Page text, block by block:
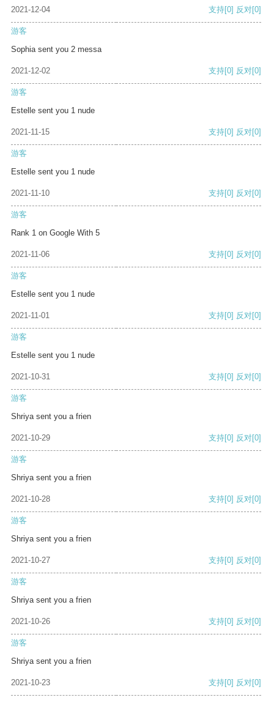
2021-12-04 支持[0] 反对[0]
游客
Sophia sent you 2 messa
2021-12-02 支持[0] 反对[0]
游客
Estelle sent you 1 nude
2021-11-15 支持[0] 反对[0]
游客
Estelle sent you 1 nude
2021-11-10 支持[0] 反对[0]
游客
Rank 1 on Google With 5
2021-11-06 支持[0] 反对[0]
游客
Estelle sent you 1 nude
2021-11-01 支持[0] 反对[0]
游客
Estelle sent you 1 nude
2021-10-31 支持[0] 反对[0]
游客
Shriya sent you a frien
2021-10-29 支持[0] 反对[0]
游客
Shriya sent you a frien
2021-10-28 支持[0] 反对[0]
游客
Shriya sent you a frien
2021-10-27 支持[0] 反对[0]
游客
Shriya sent you a frien
2021-10-26 支持[0] 反对[0]
游客
Shriya sent you a frien
2021-10-23 支持[0] 反对[0]